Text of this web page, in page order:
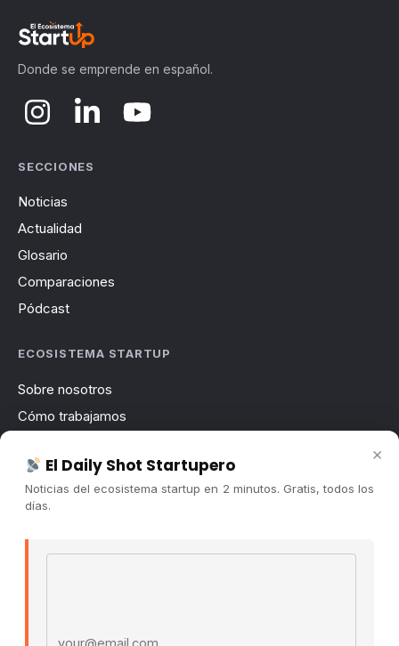
Donde se emprende en español.
SECCIONES
Noticias
Actualidad
Glosario
Comparaciones
Pódcast
ECOSISTEMA STARTUP
Sobre nosotros
Cómo trabajamos
Contacto
Publicidad
×
El Daily Shot Startupero
Noticias del ecosistema startup en 2 minutos. Gratis, todos los
días.